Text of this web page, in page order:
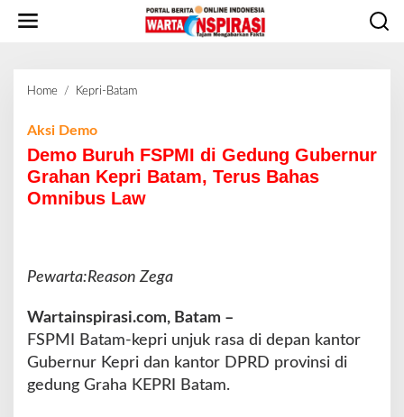
Home / Kepri-Batam
B
u
r
S
I
d
i
G
Aksi Demo
Demo Buruh FSPMI di Gedung Gubernur
Grahan Kepri Batam, Terus Bahas
Omnibus Law
Pewarta:Reason Zega
Wartainspirasi.com, Batam –
FSPMI Batam-kepri unjuk rasa di depan kantor
Gubernur Kepri dan kantor DPRD provinsi di
gedung Graha KEPRI Batam.